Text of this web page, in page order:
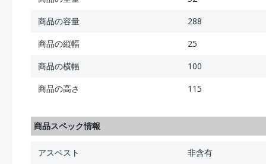
商品の容量
288
商品の縦幅
25
商品の横幅
100
商品の高さ
115
商品スペック情報
アスベスト 非含有